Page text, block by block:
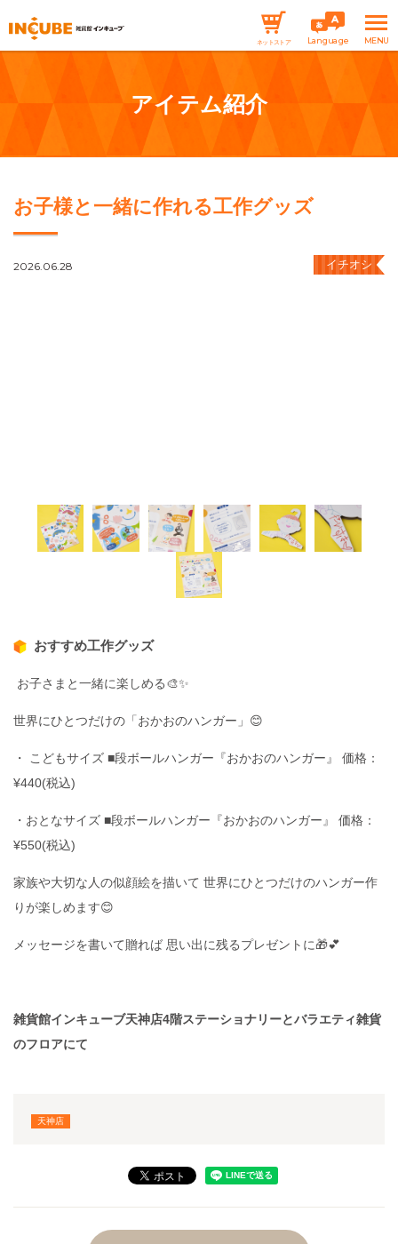
ネットストア Language
アイテム紹介
お子様と一緒に作れる工作グッズ
2026.06.28 イチオシ
おすすめ工作グッズ
お子さまと一緒に楽しめる🎨✨
世界にひとつだけの「おかおのハンガー」😊
・ こどもサイズ ■段ボールハンガー『おかおのハンガー』 価格：
¥440(税込)
・おとなサイズ ■段ボールハンガー『おかおのハンガー』 価格：
¥550(税込)
家族や大切な人の似顔絵を描いて 世界にひとつだけのハンガー作
りが楽しめます😊
メッセージを書いて贈れば 思い出に残るプレゼントに🎁💕
雑貨館インキューブ天神店4階ステーショナリーとバラエティ雑貨
のフロアにて
天神店